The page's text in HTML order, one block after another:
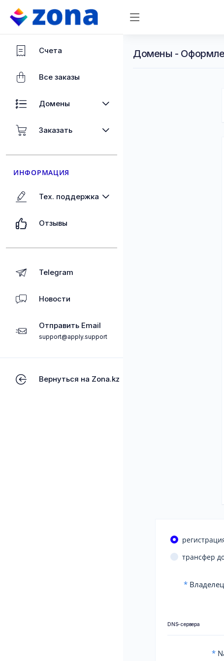
Счета
Все заказы
Домены
Заказать
ИНФОРМАЦИЯ
Тех. поддержка
Отзывы
Telegram
Новости
Отправить Email
support@apply.support
Вернуться на Zona.kz
Домены -
трансфер
*
DNS-сервера
*